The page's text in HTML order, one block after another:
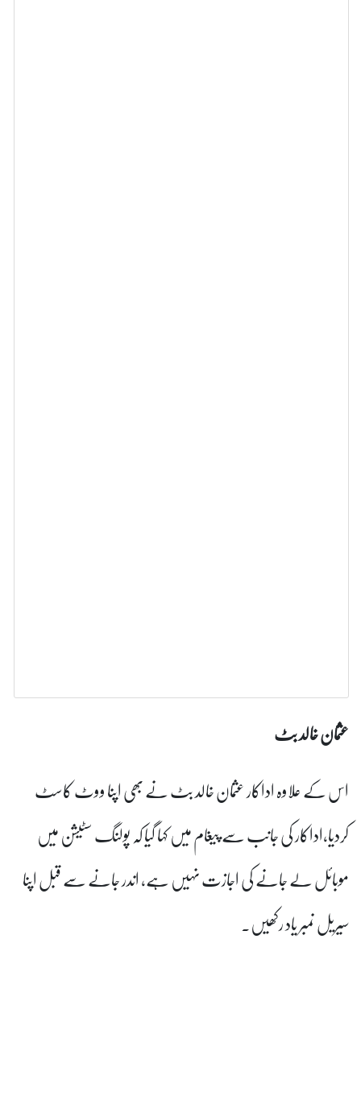
عثمان خالد بٹ نے بھی اپنا ووٹ کاسٹ
سے پیغام میں کہا گیا کہ پولنگ سٹیشن میں
اجازت نہیں ہے، اندر جانے سے قبل اپنا